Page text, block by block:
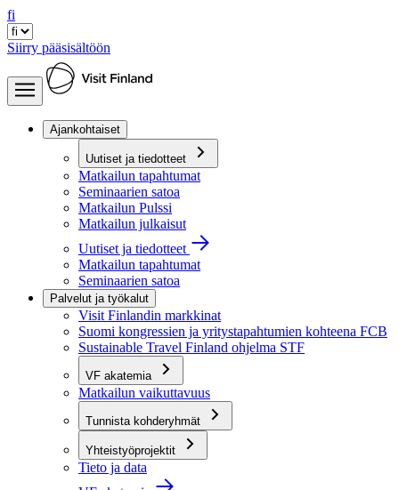
fi
Siirry pääsisältöön
Ajankohtaiset
Uutiset ja tiedotteet
Matkailun tapahtumat
Seminaarien satoa
Matkailun Pulssi
Matkailun julkaisut
Uutiset ja tiedotteet
Matkailun tapahtumat
Seminaarien satoa
Palvelut ja työkalut
Visit Finlandin markkinat
Suomi kongressien ja yritystapahtumien kohteena FCB
Sustainable Travel Finland ohjelma STF
VF akatemia
Matkailun vaikuttavuus
Tunnista kohderyhmät
Yhteistyöprojektit
Tieto ja data